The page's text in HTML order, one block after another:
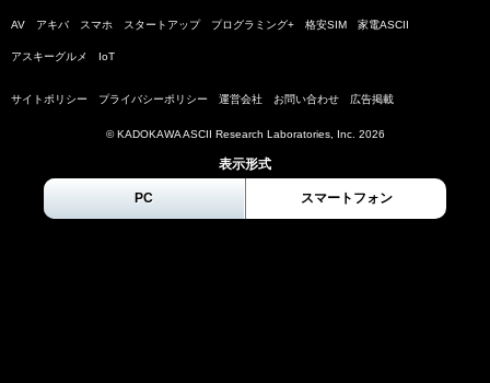
AV アキバ スマホ スタートアップ プログラミング+ 格安SIM 家電ASCII
アスキーグルメ IoT
サイトポリシー プライバシーポリシー 運営会社 お問い合わせ 広告掲載
© KADOKAWA ASCII Research Laboratories, Inc. 2026
表示形式
PC スマートフォン